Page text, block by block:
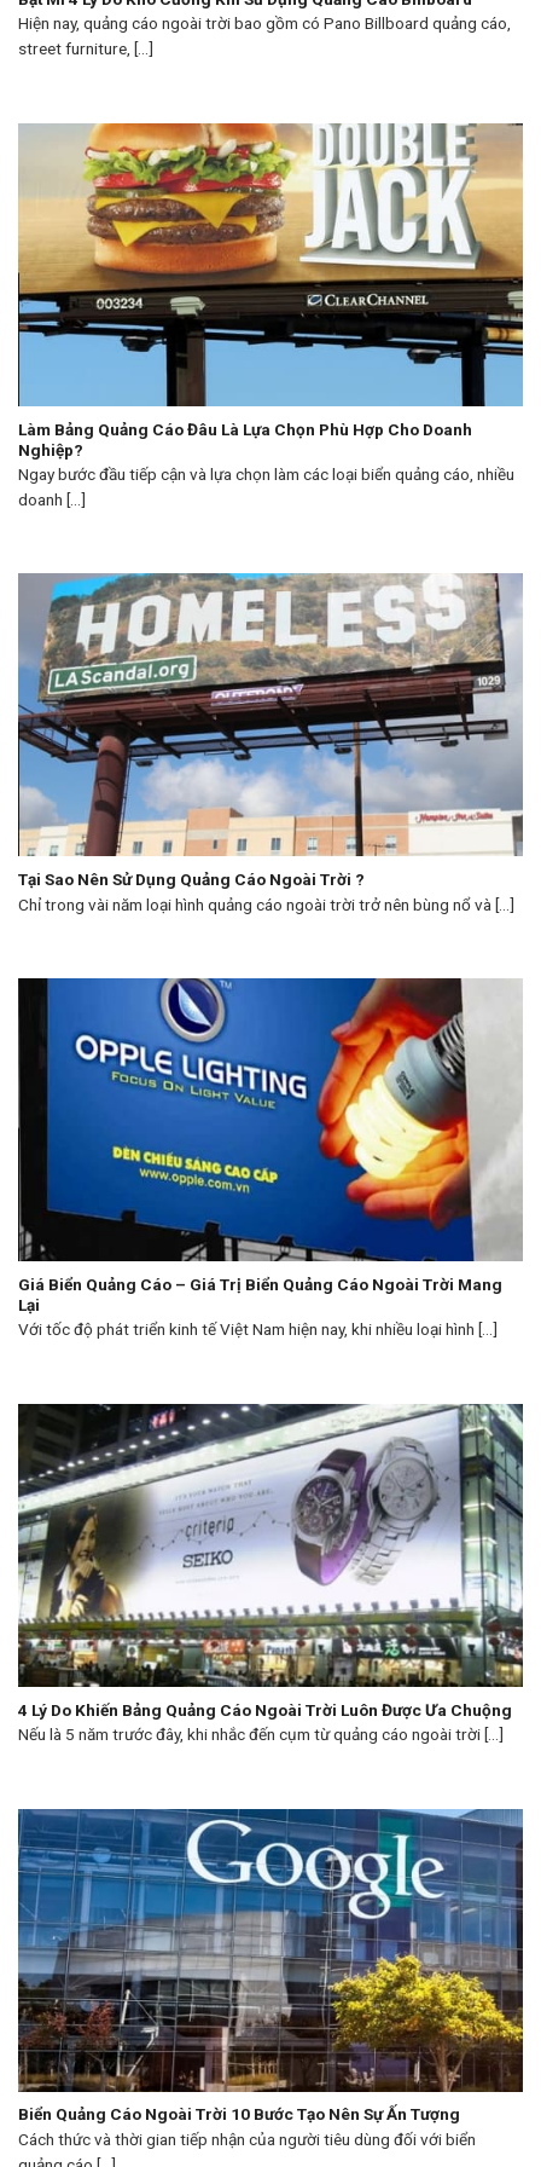
Hiện nay, quảng cáo ngoài trời bao gồm có Pano Billboard quảng cáo,
street furniture, [...]
Làm Bảng Quảng Cáo Đâu Là Lựa Chọn Phù Hợp Cho Doanh
Nghiệp?
Ngay bước đầu tiếp cận và lựa chọn làm các loại biển quảng cáo, nhiều
doanh [...]
Tại Sao Nên Sử Dụng Quảng Cáo Ngoài Trời ?
Chỉ trong vài năm loại hình quảng cáo ngoài trời trở nên bùng nổ và [...]
Giá Biển Quảng Cáo – Giá Trị Biển Quảng Cáo Ngoài Trời Mang
Lại
Với tốc độ phát triển kinh tế Việt Nam hiện nay, khi nhiều loại hình [...]
4 Lý Do Khiến Bảng Quảng Cáo Ngoài Trời Luôn Được Ưa Chuộng
Nếu là 5 năm trước đây, khi nhắc đến cụm từ quảng cáo ngoài trời [...]
Biển Quảng Cáo Ngoài Trời 10 Bước Tạo Nên Sự Ấn Tượng
Cách thức và thời gian tiếp nhận của người tiêu dùng đối với biển